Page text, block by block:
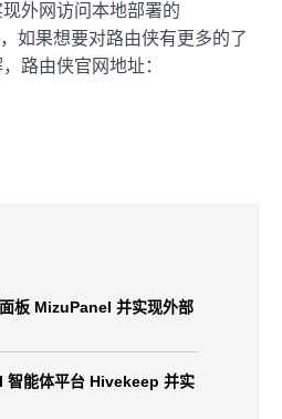
外网访问本地部署的
如果想要对路由侠有更多的了
路由侠官网地址：
板 MizuPanel 并实现外部
智能体平台 Hivekeep 并实